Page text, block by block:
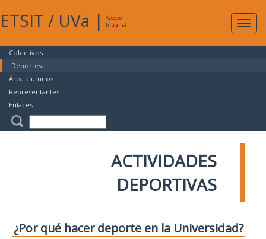
ETSIT / UVa |
Acceso
Intranet
Colectivos
Deportes
Área alumnos
Representantes
Enlaces
ACTIVIDADES
DEPORTIVAS
¿Por qué hacer deporte en la Universidad?